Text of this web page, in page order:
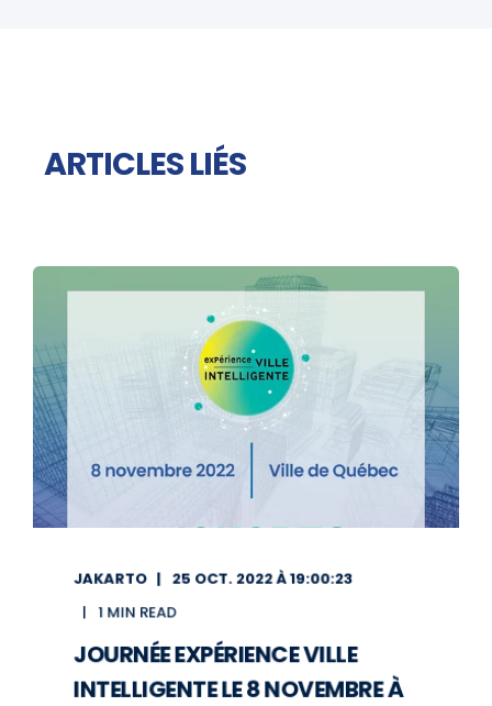
ARTICLES LIÉS
JAKARTO
25 OCT. 2022 À 19:00:23
1 MIN READ
JOURNÉE EXPÉRIENCE VILLE
INTELLIGENTE LE 8 NOVEMBRE À